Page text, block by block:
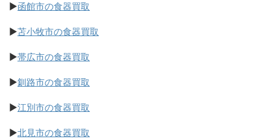
▶函館市の食器買取
▶苫小牧市の食器買取
▶帯広市の食器買取
▶釧路市の食器買取
▶江別市の食器買取
▶北見市の食器買取